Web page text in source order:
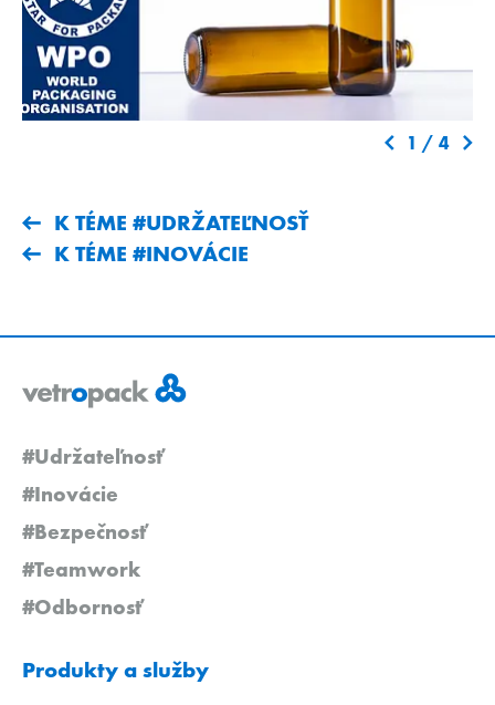
1 / 4
K TÉME #UDRŽATEĽNOSŤ
K TÉME #INOVÁCIE
#Udržateľnosť
#Inovácie
#Bezpečnosť
#Teamwork
#Odbornosť
Produkty a služby